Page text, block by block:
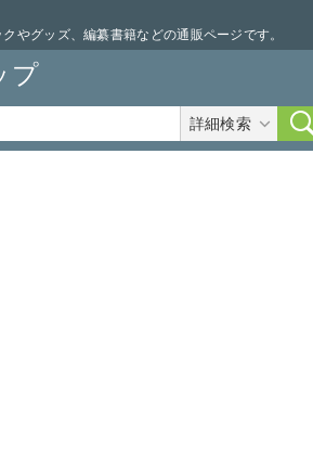
やグッズ、編纂書籍などの通販ページです。
プ
詳細検索